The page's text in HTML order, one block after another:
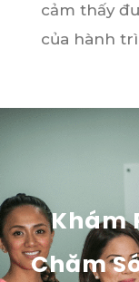
cảm thấy
của hành
Khám
Chăm